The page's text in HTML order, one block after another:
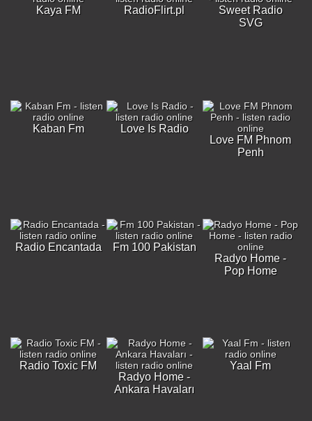
Kaya FM RadioFlirt.pl
Sweet Radio
SVG
Kaban Fm
Love Is Radio
Love FM Phnom
Penh
Radio Encantada
Fm 100 Pakistan
Radyo Home -
Pop Home
Radio Toxic FM
Radyo Home -
Ankara Havaları
Yaal Fm